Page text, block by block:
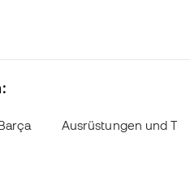
Ausrüstungen und